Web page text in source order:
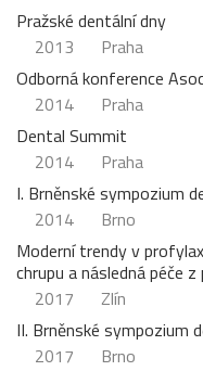
Pražské dentální dny
2013
Praha
Odborná konference
2014
Praha
Dental Summit
2014
Praha
I. Brněnské sympozium
2014
Brno
Moderní trendy v
chrupu a následná péče
2017
Zlín
II. Brněnské sympozium
2017
Brno